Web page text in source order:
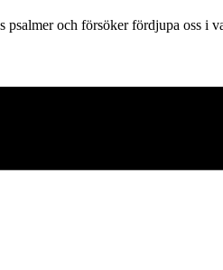
psalmer och försöker fördjupa oss i